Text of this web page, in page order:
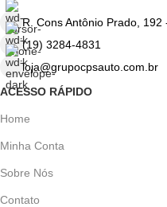
eficiência
melhor escolha. Não perca
tempo e adquira já o seu!
R. Cons Antônio Prado,
(19) 3284-4831
loja@grupocpsauto.com.br
ACESSO RÁPIDO
Home
Minha Conta
Sobre Nós
Contato